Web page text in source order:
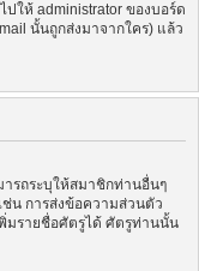
ให้ administrator ของบอร์ด
นั้นถูกส่งมาจากใคร) แล้ว
รถระบุให้สมาชิกท่านอื่นๆ
น การส่งข้อความส่วนตัว
มรายชื่อศัตรูได้ ศัตรูท่านนั้น